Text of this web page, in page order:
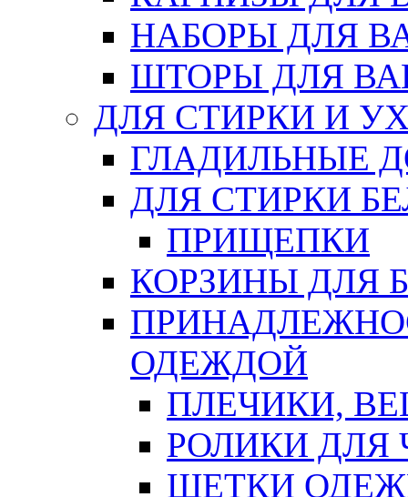
НАБОРЫ ДЛЯ
ШТОРЫ ДЛЯ
ДЛЯ СТИРКИ И
ГЛАДИЛЬНЫЕ
ДЛЯ СТИРКИ
ПРИЩЕПКИ
КОРЗИНЫ ДЛЯ
ОДЕЖДОЙ
ПЛЕЧИКИ,
РОЛИКИ ДЛЯ
ЩЕТКИ